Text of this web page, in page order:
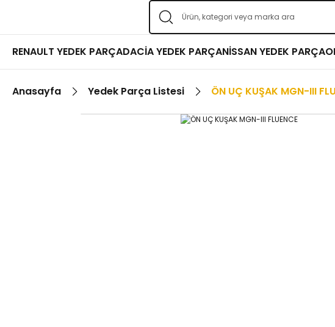
RENAULT YEDEK PARÇADACİA YEDEK PARÇANİSSAN YEDEK PARÇA
Anasayfa Yedek Parça Listesi ÖN UÇ KUŞAK MGN-III